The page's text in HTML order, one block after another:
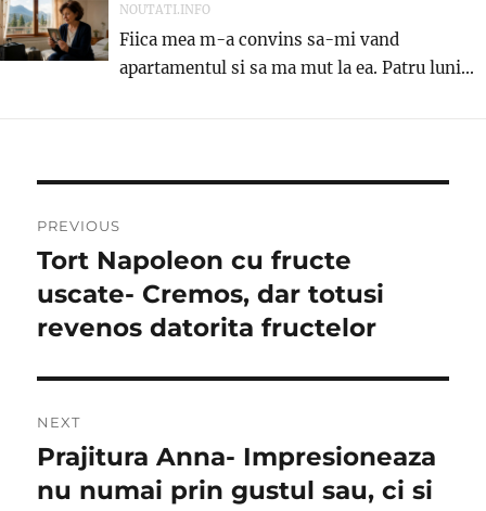
NOUTATI.INFO
Fiica mea m-a convins sa-mi vand
apartamentul si sa ma mut la ea. Patru luni...
navigation
PREVIOUS
Previous
post:
Tort Napoleon cu fructe
uscate- Cremos, dar totusi
revenos datorita fructelor
NEXT
Next
post:
Prajitura Anna- Impresioneaza
nu numai prin gustul sau, ci si